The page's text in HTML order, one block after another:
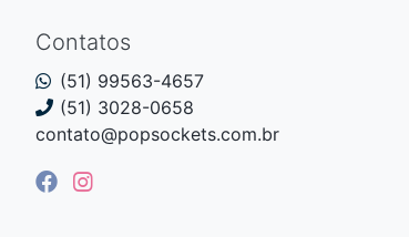
Contatos
(51) 99563-4657
(51) 3028-0658
contato@popsockets.com.br